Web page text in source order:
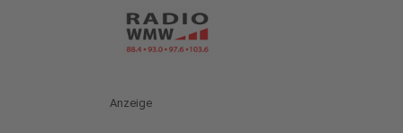
Anzeige